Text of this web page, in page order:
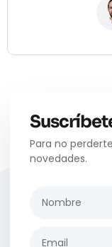
Para no
novedades.